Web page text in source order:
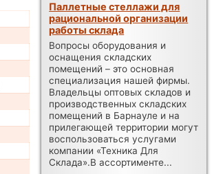
Паллетные стеллажи для
рациональной организации
работы склада
Вопросы оборудования и
оснащения складских
помещений – это основная
специализация нашей фирмы.
Владельцы оптовых складов и
производственных складских
помещений в Барнауле и на
прилегающей территории могут
воспользоваться услугами
компании «Техника Для
Склада».В ассортименте...